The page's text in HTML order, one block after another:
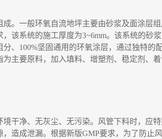
。 一般环氧自流地坪主要由砂浆及面涂层
，该系统的施工厚度为3~6mm。该系统的砂
、 100%坚固通用的环氧涂层 ， 通过独特的
为主要原料， 加入填料、增塑剂、稳定剂、
境干净、无灰尘、无污染。风管下料时， 应
， 造成泄漏。根据新版GMP要求，为了防止